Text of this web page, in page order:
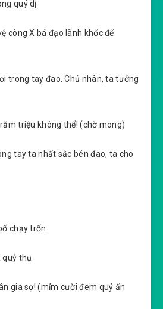
quỷ dị
công X bá đạo lãnh khốc đế
trong tay đao. Chủ nhân, ta tưởng
triệu không thể! (chờ mong)
tay ta nhất sắc bén đao, ta cho
chạy trốn
quỷ thụ
gia sợ! (mỉm cười đem quỷ ấn